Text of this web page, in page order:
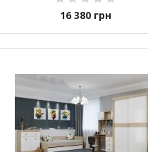
16 380 грн